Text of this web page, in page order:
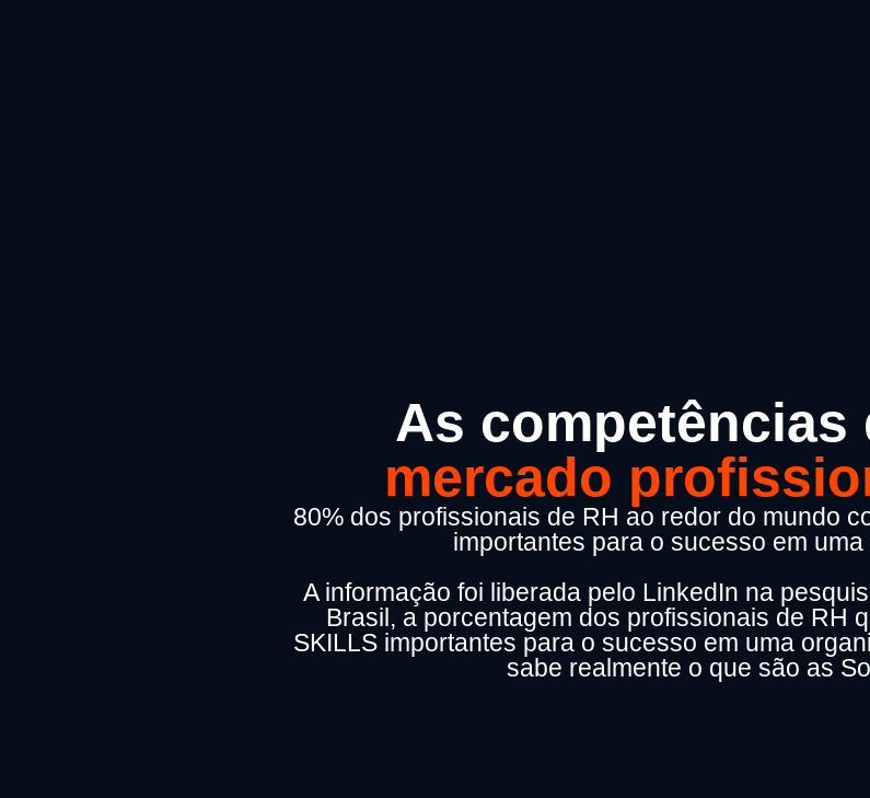
As competências
mercado
80% dos profissionais de RH ao redor do mundo
importantes para o sucesso em
A informação foi liberada pelo LinkedIn na
Brasil, a porcentagem dos profissionais de RH
SKILLS importantes para o sucesso em uma
sabe realmente o que são as